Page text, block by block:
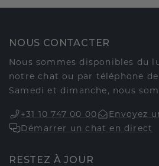
NOUS CONTACTER
Nous sommes disponibles du
notre chat ou par téléphone de
Samedi et dimanche, nous
+31 10 747 00 00
Envoyez
Démarrer un chat en direct
RESTEZ À JOUR